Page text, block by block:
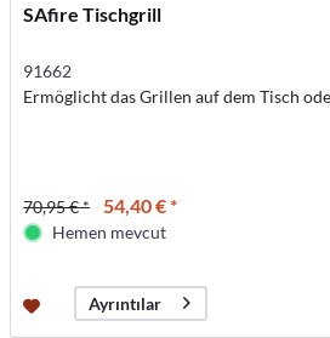
SAfire Tischgrill
91662
Ermöglicht das Grillen auf dem Tisch
70,95 € * 54,40 € *
Hemen mevcut
Ayrıntılar